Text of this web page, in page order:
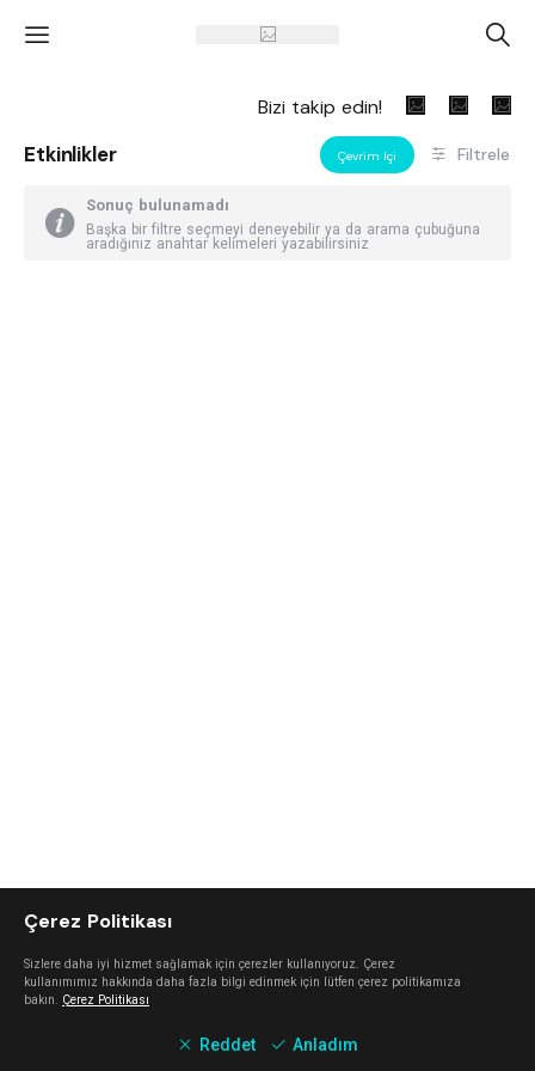
' A
Bizi takip edin!
Etkinlikler Çevrim Içi Filtrele
Sonuç bulunamadı
Başka bir filtre seçmeyi deneyebilir ya da arama çubuğuna
aradığınız anahtar kelimeleri yazabilirsiniz
Çerez Politikası
Sizlere daha iyi hizmet sağlamak için çerezler kullanıyoruz. Çerez
kullanımımız hakkında daha fazla bilgi edinmek için lütfen çerez politikamıza
bakın. Çerez Politikası
Reddet Anladım